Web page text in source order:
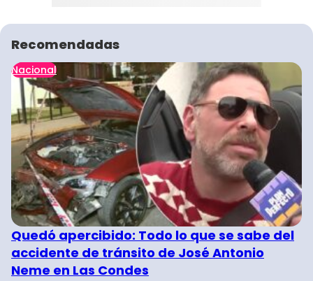
Recomendadas
Nacional
Quedó apercibido: Todo lo que se sabe del
accidente de tránsito de José Antonio
Neme en Las Condes